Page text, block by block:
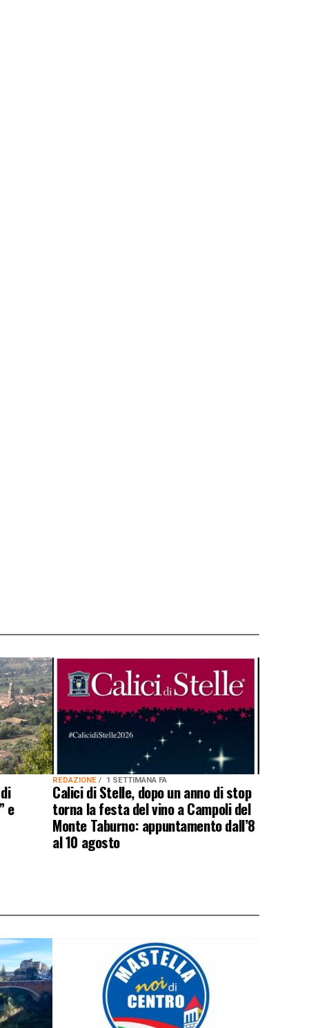
e
REDAZIONE 1 SETTIMANA FA
Calici di Stelle, dopo un anno di stop
torna la festa del vino a Campoli del
Monte Taburno: appuntamento dall’8
al 10 agosto